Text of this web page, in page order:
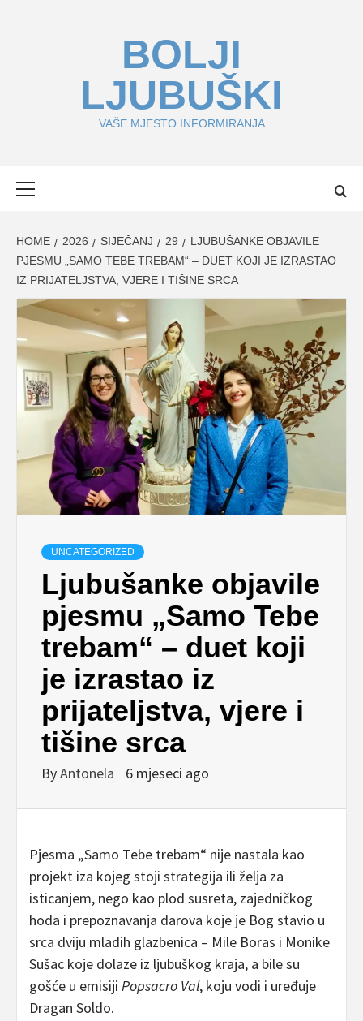
BOLJI
LJUBUŠKI
VAŠE MJESTO INFORMIRANJA
HOME 2026 SIJEČANJ 29
LJUBUŠANKE OBJAVILE
PJESMU „SAMO TEBE TREBAM“ – DUET KOJI JE IZRASTAO
IZ PRIJATELJSTVA, VJERE I TIŠINE SRCA
UNCATEGORIZED
Ljubušanke objavile
pjesmu „Samo Tebe
trebam“ – duet koji
je izrastao iz
prijateljstva, vjere i
tišine srca
ByAntonela 6 mjeseci ago
Pjesma „Samo Tebe trebam“ nije nastala kao
projekt iza kojeg stoji strategija ili želja za
isticanjem, nego kao plod susreta, zajedničkog
hoda i prepoznavanja darova koje je Bog stavio u
srca dviju mladih glazbenica – Mile Boras i Monike
Sušac koje dolaze iz ljubuškog kraja, a bile su
gošće u emisiji Popsacro Val, koju vodi i uređuje
Dragan Soldo.